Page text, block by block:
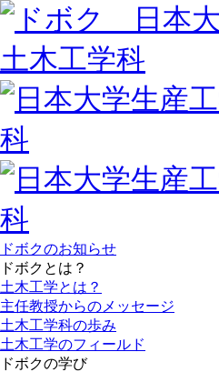
ドボクのお知らせ
ドボクとは？
土木工学とは？
主任教授からのメッセージ
土木工学科の歩み
土木工学のフィールド
ドボクの学び